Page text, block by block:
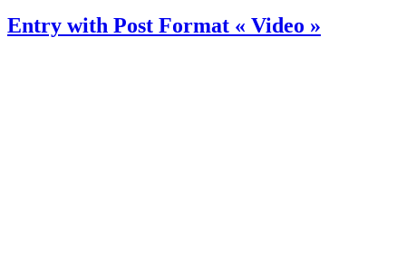
Entry with Post Format « Video »